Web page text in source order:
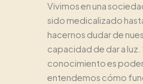
Vivimos en una
sido medicalizado
hacernos dudar de
capacidad de dar a
conocimiento es
entendemos cómo